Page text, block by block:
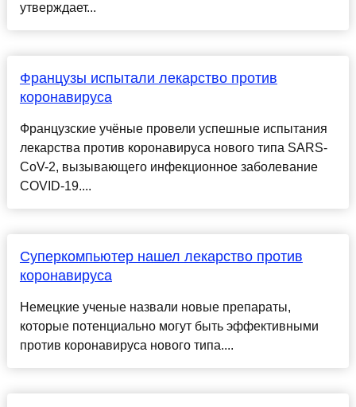
утверждает...
Французы испытали лекарство против
коронавируса
Французские учёные провели успешные испытания
лекарства против коронавируса нового типа SARS-
CoV-2, вызывающего инфекционное заболевание
COVID-19....
Суперкомпьютер нашел лекарство против
коронавируса
Немецкие ученые назвали новые препараты,
которые потенциально могут быть эффективными
против коронавируса нового типа....